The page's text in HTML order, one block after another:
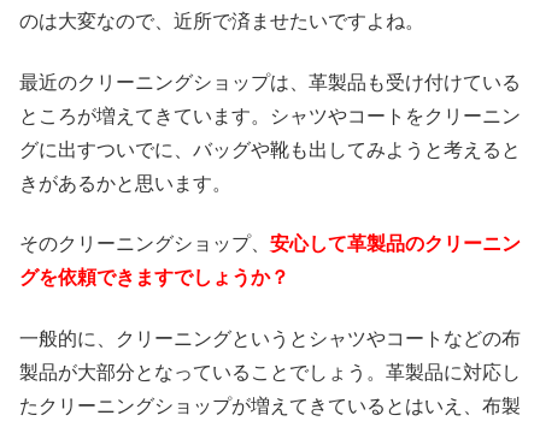
のは大変なので、近所で済ませたいですよね。
最近のクリーニングショップは、革製品も受け付けている
ところが増えてきています。シャツやコートをクリーニン
グに出すついでに、バッグや靴も出してみようと考えると
きがあるかと思います。
そのクリーニングショップ、 安心して革製品のクリーニン
グを依頼できますでしょうか？
一般的に、クリーニングというとシャツやコートなどの布
製品が大部分となっていることでしょう。革製品に対応し
たクリーニングショップが増えてきているとはいえ、布製